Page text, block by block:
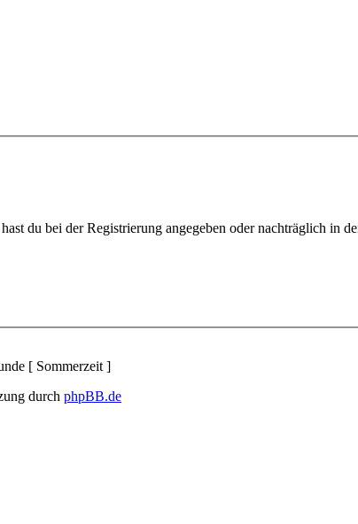
du bei der Registrierung angegeben oder nachträglich in
[ Sommerzeit ]
durch phpBB.de